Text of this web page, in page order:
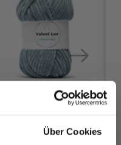
Über Cookies